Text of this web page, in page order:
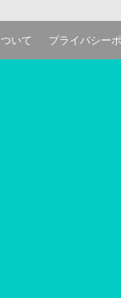
いて プライバシー